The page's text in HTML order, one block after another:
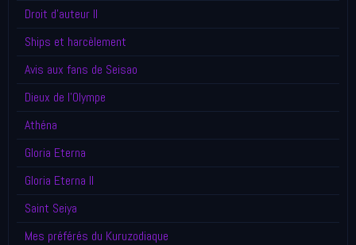
Droit d'auteur II
Ships et harcèlement
Avis aux fans de Seisao
Dieux de l'Olympe
Athéna
Gloria Eterna
Gloria Eterna II
Saint Seiya
Mes préférés du Kuruzodiaque